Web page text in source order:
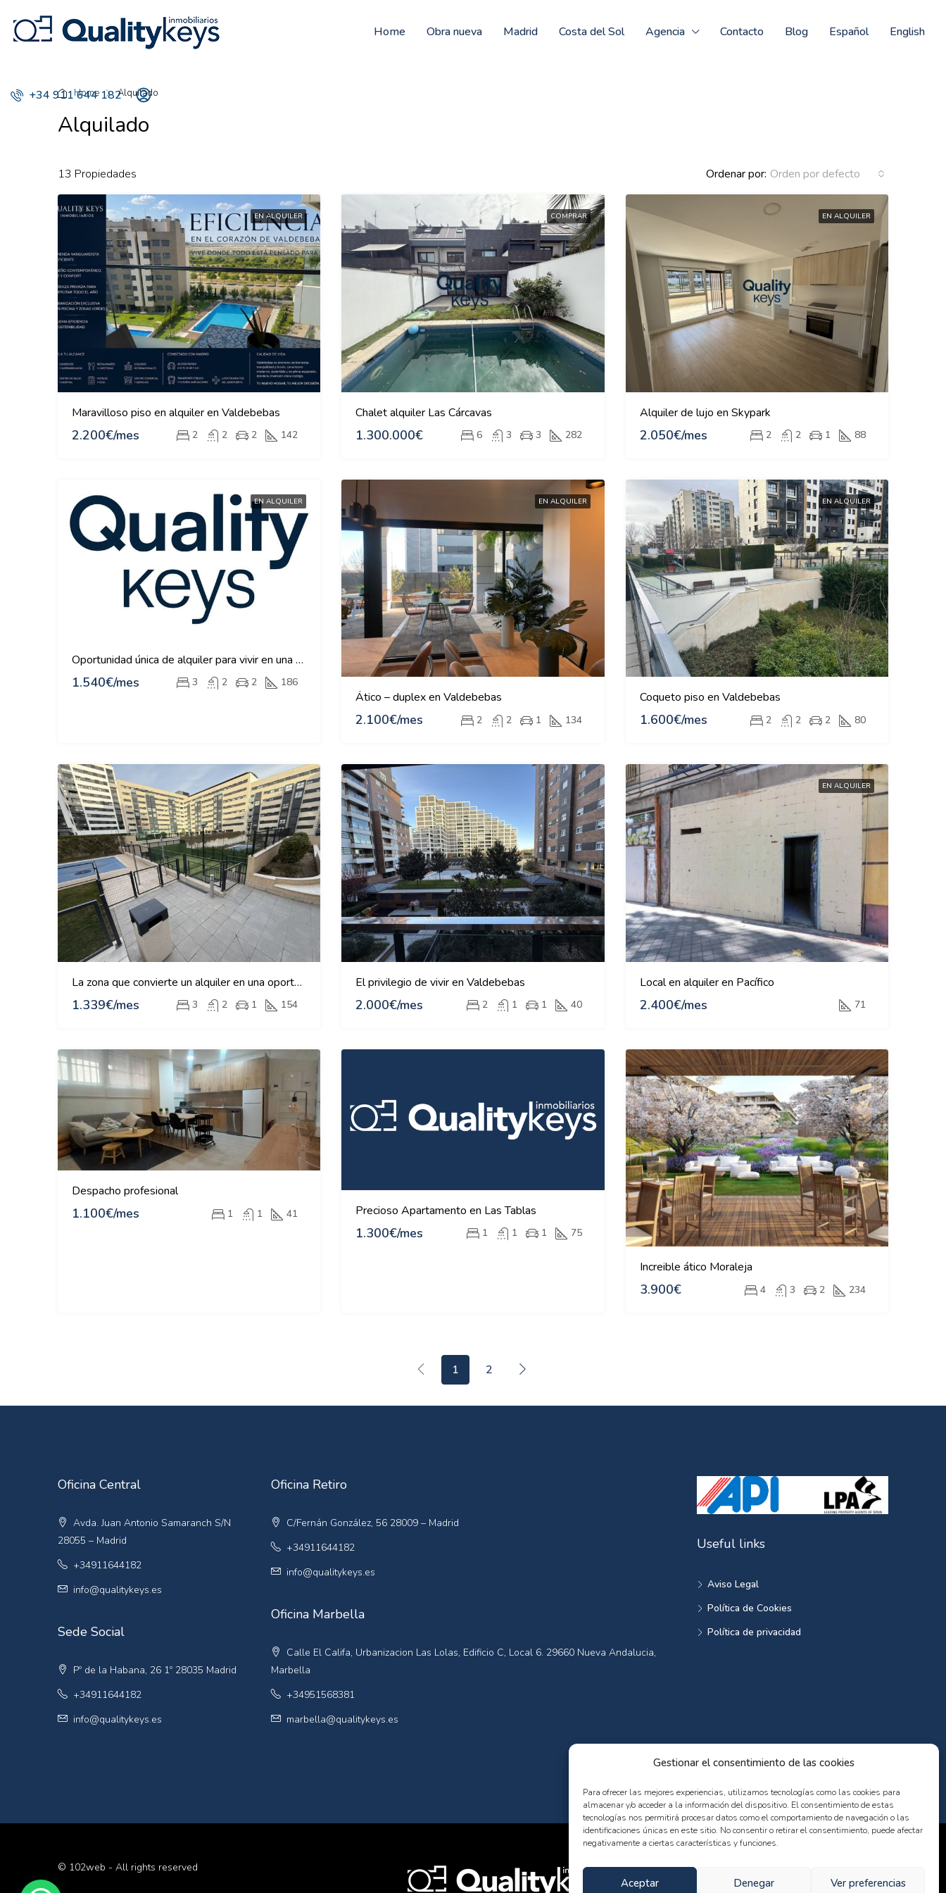
Gestionar el consentimiento de las cookies
Para ofrecer las mejores experiencias, utilizamos tecnologías como las cookies para
almacenar y/o acceder a la información del dispositivo. El consentimiento de estas
tecnologías nos permitirá procesar datos como el comportamiento de navegación o las
identificaciones únicas en este sitio. No consentir o retirar el consentimiento, puede afectar
negativamente a ciertas características y funciones.
Aceptar Denegar Ver preferencias
Home Obra nueva Madrid Costa del Sol Agencia Contacto Blog Español English
+34 911 644 182
Home Alquilado
Alquilado
13 Propiedades Ordenar por: Orden por defecto
EN ALQUILER
Maravilloso piso en alquiler en Valdebebas
2.200€/mes 2 2 2 142
COMPRAR
Chalet alquiler Las Cárcavas
1.300.000€ 6 3 3 282
EN ALQUILER
Alquiler de lujo en Skypark
2.050€/mes 2 2 1 88
EN ALQUILER
Oportunidad única de alquiler para vivir en una de las zonas más exclusivas de Valdebebas
1.540€/mes 3 2 2 186
EN ALQUILER
Ático – duplex en Valdebebas
2.100€/mes 2 2 1 134
EN ALQUILER
Coqueto piso en Valdebebas
1.600€/mes 2 2 2 80
La zona que convierte un alquiler en una oportunidad
1.339€/mes 3 2 1 154
El privilegio de vivir en Valdebebas
2.000€/mes 2 1 1 40
EN ALQUILER
Local en alquiler en Pacífico
2.400€/mes 71
Despacho profesional
1.100€/mes 1 1 41 Precioso Apartamento en Las Tablas
1.300€/mes 1 1 1 75
Increible ático Moraleja
3.900€ 4 3 2 234
1 2
Oficina Central
Avda. Juan Antonio Samaranch S/N
28055 – Madrid
+34911644182
info@qualitykeys.es
Sede Social
Pº de la Habana, 26 1º 28035 Madrid
+34911644182
info@qualitykeys.es
Oficina Retiro
C/Fernán González, 56 28009 – Madrid
+34911644182
info@qualitykeys.es
Oficina Marbella
Calle El Califa, Urbanizacion Las Lolas, Edificio C, Local 6. 29660 Nueva Andalucia,
Marbella
+34951568381
marbella@qualitykeys.es
Useful links
Aviso Legal
Política de Cookies
Política de privacidad
© 102web - All rights reserved